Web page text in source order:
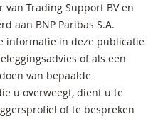
Trading Support BV en
aan BNP Paribas S.A.
informatie in deze publicatie
of als een
van bepaalde
u overweegt, dient u te
of te bespreken